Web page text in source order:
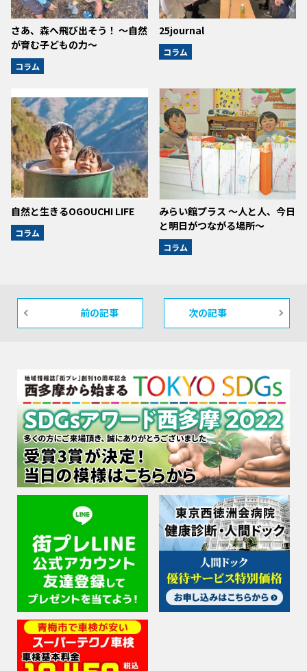
さあ、森へ飛び出そう！ ～自然
が育む子どもの力～
コラム
25journal
コラム
自然と生きるOGOUCHI LIFE
コラム
みらい館プラス 〜人と人、今日
と明日がつながる場所〜
コラム
前の記事 次の記事